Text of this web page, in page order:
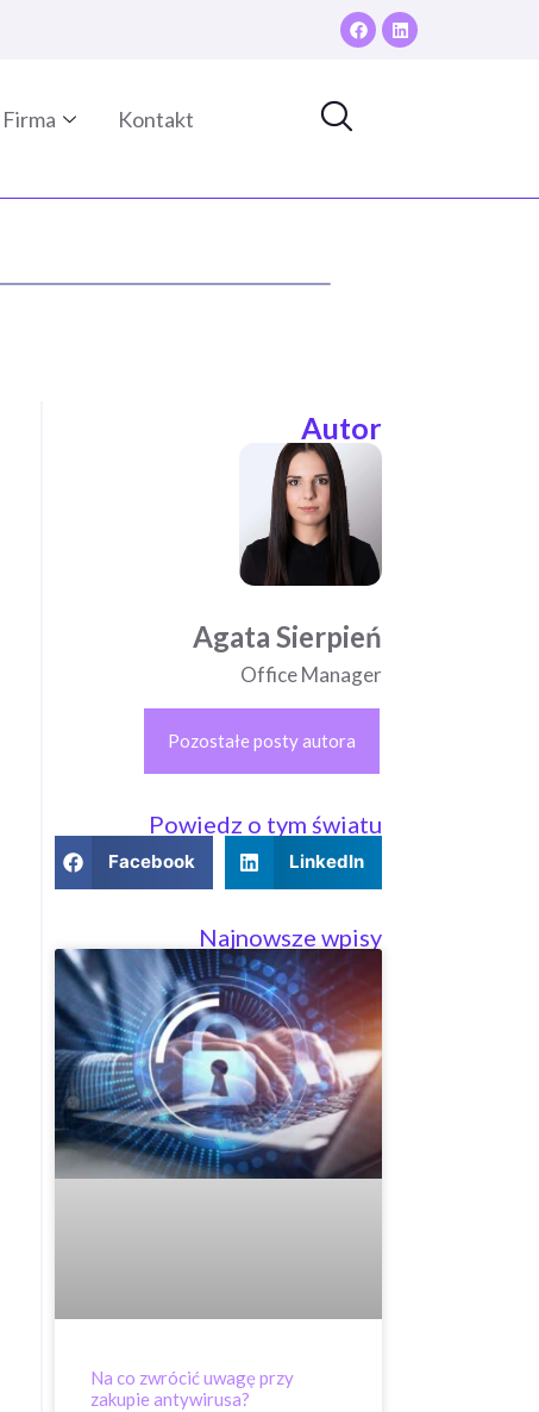
Firma Kontakt
Autor
Agata Sierpień
Office Manager
Pozostałe posty autora
Powiedz o tym światu
Facebook LinkedIn
Najnowsze wpisy
Na co zwrócić uwagę przy
zakupie antywirusa?